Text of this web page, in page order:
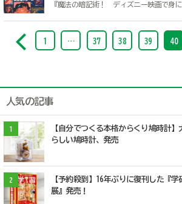
『魔法の暗記術！ ディズニー映画で
1 … 37 38 39 40
人気の記事
1
【自分でつくる本格からくり鳩時計
らしい鳩時計、発売
2
【予約殺到】16年ぶりに復刊した『
展』発売！